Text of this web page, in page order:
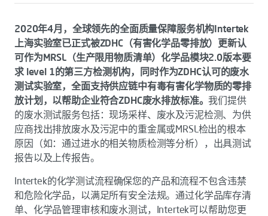
2020年4月，全球领先的全面质量保障服务机构Intertek
上海实验室已正式被ZDHC（有害化学品零排放）更新认
可作为MRSL（生产限用物质清单）化学品模块2.0版本要
求 level 1的第三方检测机构，同时作为ZDHC认可的废水
测试实验室，全面支持供应链中有毒有害化学物质的零排
放计划，以帮助企业符合ZDHC废水排放标准。我们提供
的废水测试服务包括：现场采样、废水及污泥检测、为供
应商找出排放废水及污泥中的重金属或MRSL检出的根本
原因（如：通过进水的相关物质检测等分析），出具测试
报告以及上传报告。
Intertek的化学测试流程确保您的产品和流程不包含违禁
和危险化学品，以满足所有安全法规。通过化学品库存清
单、化学品管理审核和废水测试，Intertek可以帮助您更